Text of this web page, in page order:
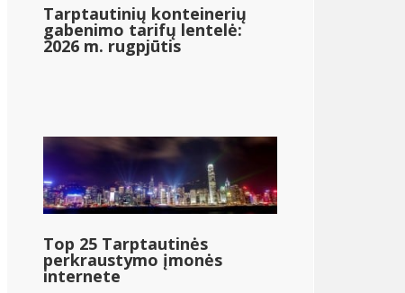
Tarptautinių konteinerių
gabenimo tarifų lentelė:
2026 m. rugpjūtis
Top 25 Tarptautinės
perkraustymo įmonės
internete